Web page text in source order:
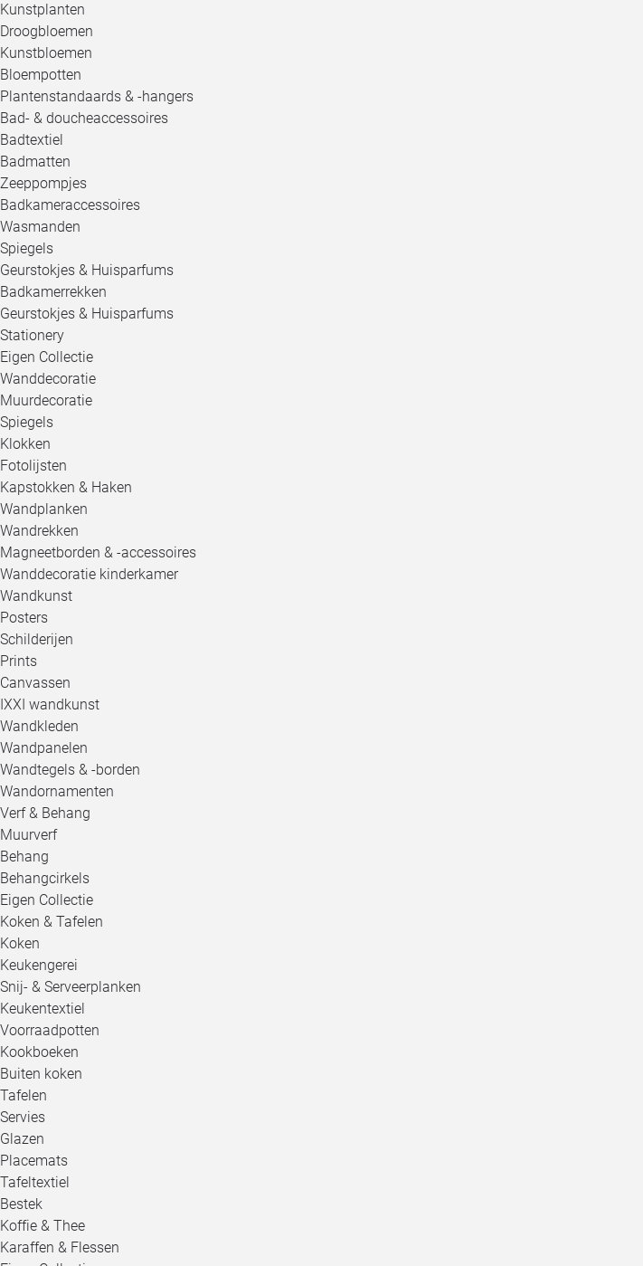
Kunstplanten
Droogbloemen
Kunstbloemen
Bloempotten
Plantenstandaards & -hangers
Bad- & doucheaccessoires
Badtextiel
Badmatten
Zeeppompjes
Badkameraccessoires
Wasmanden
Spiegels
Geurstokjes & Huisparfums
Badkamerrekken
Geurstokjes & Huisparfums
Stationery
Eigen Collectie
Wanddecoratie
Muurdecoratie
Spiegels
Klokken
Fotolijsten
Kapstokken & Haken
Wandplanken
Wandrekken
Magneetborden & -accessoires
Wanddecoratie kinderkamer
Wandkunst
Posters
Schilderijen
Prints
Canvassen
IXXI wandkunst
Wandkleden
Wandpanelen
Wandtegels & -borden
Wandornamenten
Verf & Behang
Muurverf
Behang
Behangcirkels
Eigen Collectie
Koken & Tafelen
Koken
Keukengerei
Snij- & Serveerplanken
Keukentextiel
Voorraadpotten
Kookboeken
Buiten koken
Tafelen
Servies
Glazen
Placemats
Tafeltextiel
Bestek
Koffie & Thee
Karaffen & Flessen